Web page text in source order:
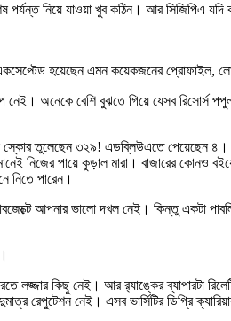
পর্যন্ত নিয়ে যাওয়া খুব কঠিন। আর সিজিপিএ
হয়েছেন এমন কয়েকজনের প্রোফাইল, লো
অনেকে বেশি বুঝতে গিয়ে যেসব রিসোর্স
তুলেছেন ৩২৯! এডব্লিউএতে পেয়েছেন
নিজের পায়ে কুড়াল মারা। বাজারের কোনও
নিতে পারেন।
আপনার ভালো দখল নেই। কিন্তু একটা
করতে লজ্জার কিছু নেই। আর র‍্যাঙ্কের
রেপুটেশন নেই। এসব ভার্সিটির ডিগ্রি